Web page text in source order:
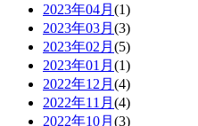
2023年04月 (1)
2023年03月 (3)
2023年02月 (5)
2023年01月 (1)
2022年12月 (4)
2022年11月 (4)
2022年10月 (3)